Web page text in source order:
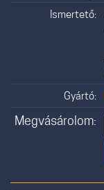
Ismertető:
Gyártó:
Megvásárolom: